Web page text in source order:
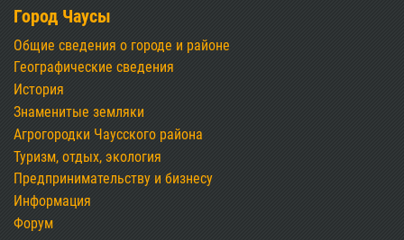
Город Чаусы
Общие сведения о городе и районе
Географические сведения
История
Знаменитые земляки
Агрогородки Чаусского района
Туризм, отдых, экология
Предпринимательству и бизнесу
Информация
Форум